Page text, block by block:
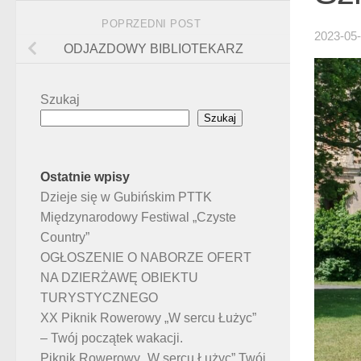
2023-
POPRZEDNI POST
ODJAZDOWY BIBLIOTEKARZ
Szukaj
Szukaj
Ostatnie wpisy
Dzieje się w Gubińskim PTTK
Międzynarodowy Festiwal „Czyste
Country”
OGŁOSZENIE O NABORZE OFERT
NA DZIERŻAWĘ OBIEKTU
TURYSTYCZNEGO
XX Piknik Rowerowy „W sercu Łużyc”
– Twój początek wakacji.